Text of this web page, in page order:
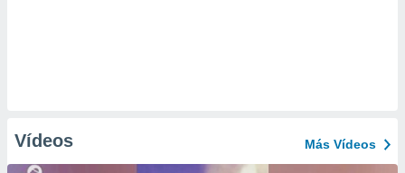
Vídeos Más Vídeos